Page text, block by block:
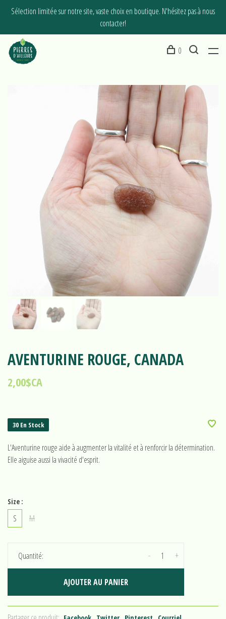
Sélection limitée sur notre site, vaste choix en boutique. N'hésitez pas à nous
contacter!
0
AVENTURINE ROUGE, CANADA
2,00$CA
30 En Stock
L'Aventurine rouge aide à augmenter la vitalité et à renforcir la détermination.
Elle aiguise aussi la vivacité d'esprit.
Size :
S M
Quantité: +
-
AJOUTER AU PANIER